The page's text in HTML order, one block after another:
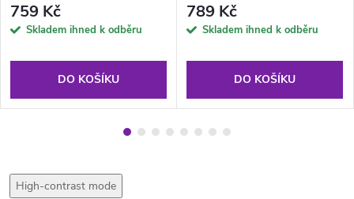
759 Kč
Skladem ihned k odběru
DO KOŠÍKU
789 Kč
Skladem ihned k odběru
DO KOŠÍKU
High-contrast mode